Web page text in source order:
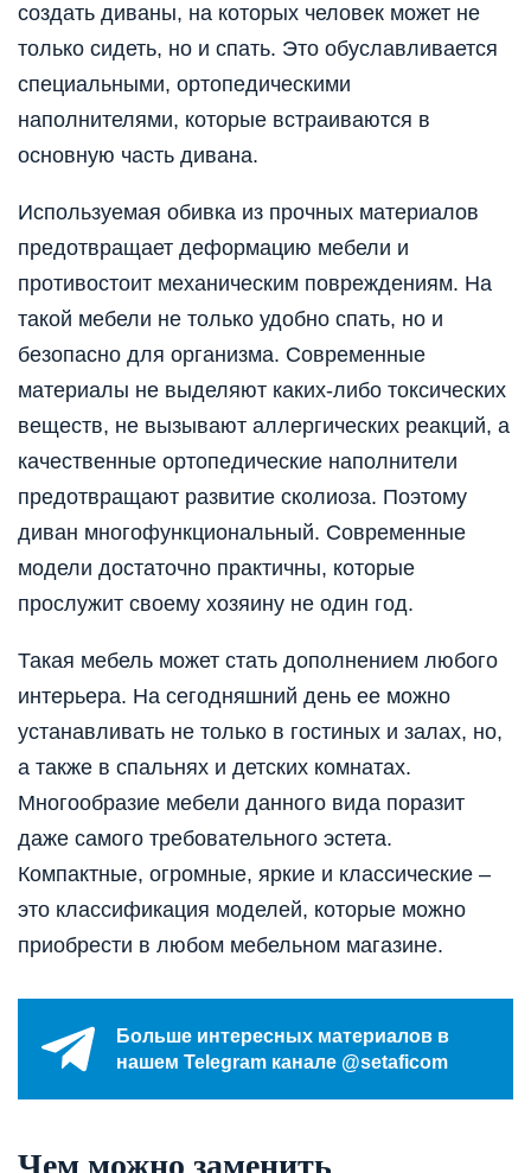
создать диваны, на которых человек может не
только сидеть, но и спать. Это обуславливается
специальными, ортопедическими
наполнителями, которые встраиваются в
основную часть дивана.
Используемая обивка из прочных материалов
предотвращает деформацию мебели и
противостоит механическим повреждениям. На
такой мебели не только удобно спать, но и
безопасно для организма. Современные
материалы не выделяют каких-либо токсических
веществ, не вызывают аллергических реакций, а
качественные ортопедические наполнители
предотвращают развитие сколиоза. Поэтому
диван многофункциональный. Современные
модели достаточно практичны, которые
прослужит своему хозяину не один год.
Такая мебель может стать дополнением любого
интерьера. На сегодняшний день ее можно
устанавливать не только в гостиных и залах, но,
а также в спальнях и детских комнатах.
Многообразие мебели данного вида поразит
даже самого требовательного эстета.
Компактные, огромные, яркие и классические –
это классификация моделей, которые можно
приобрести в любом мебельном магазине.
Больше интересных материалов в
нашем Telegram канале @setaficom
Чем можно заменить